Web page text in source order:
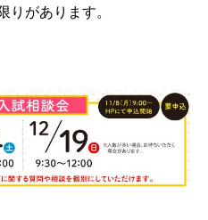
があります。